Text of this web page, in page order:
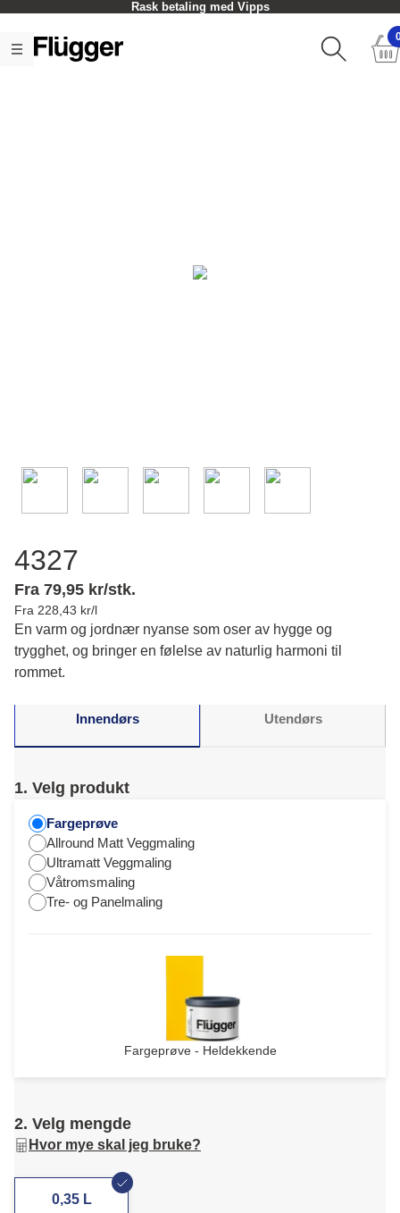
Rask betaling med Vipps
4327
Fra 79,95 kr/stk.
Fra 228,43 kr/l
En varm og jordnær nyanse som oser av hygge og
trygghet, og bringer en følelse av naturlig harmoni til
rommet.
Innendørs Utendørs
1. Velg produkt
Fargeprøve
Allround Matt Veggmaling
Ultramatt Veggmaling
Våtromsmaling
Tre- og Panelmaling
Fargeprøve - Heldekkende
2. Velg mengde
Hvor mye skal jeg bruke?
0,35 L